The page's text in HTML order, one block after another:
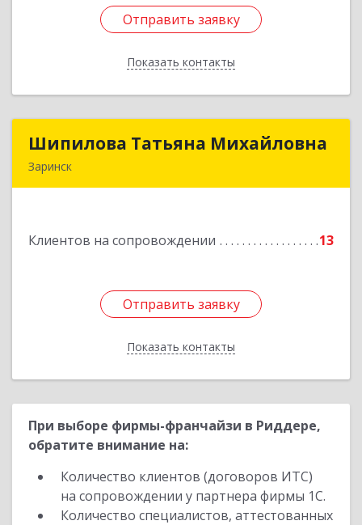
Отправить заявку
Показать контакты
Отправить заявку
Назад
Шипилова Татьяна Михайловна
Заринск
Клиентов на сопровождении 13
Отправить заявку
Показать контакты
Шипилова Татьяна Михайловна
Отправить заявку
Назад
При выборе фирмы-франчайзи в Риддере,
обратите внимание на:
Количество клиентов (договоров ИТС)
на сопровождении у партнера фирмы 1С.
Количество специалистов, аттестованных